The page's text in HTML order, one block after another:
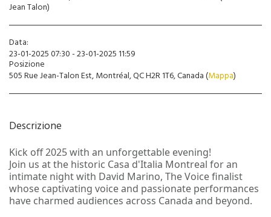
Jean Talon)
Data:
23-01-2025 07:30 - 23-01-2025 11:59
Posizione
505 Rue Jean-Talon Est, Montréal, QC H2R 1T6, Canada (Mappa)
Descrizione
Kick off 2025 with an unforgettable evening!
Join us at the historic Casa d'Italia Montreal for an
intimate night with David Marino, The Voice finalist
whose captivating voice and passionate performances
have charmed audiences across Canada and beyond.